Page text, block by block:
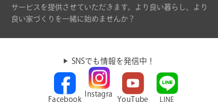
サービスを提供させていただきます。より良い暮らし、より
良い家づくりを一緒に始めませんか？
SNSでも情報を発信中！
Facebook
Instagra
YouTube LINE